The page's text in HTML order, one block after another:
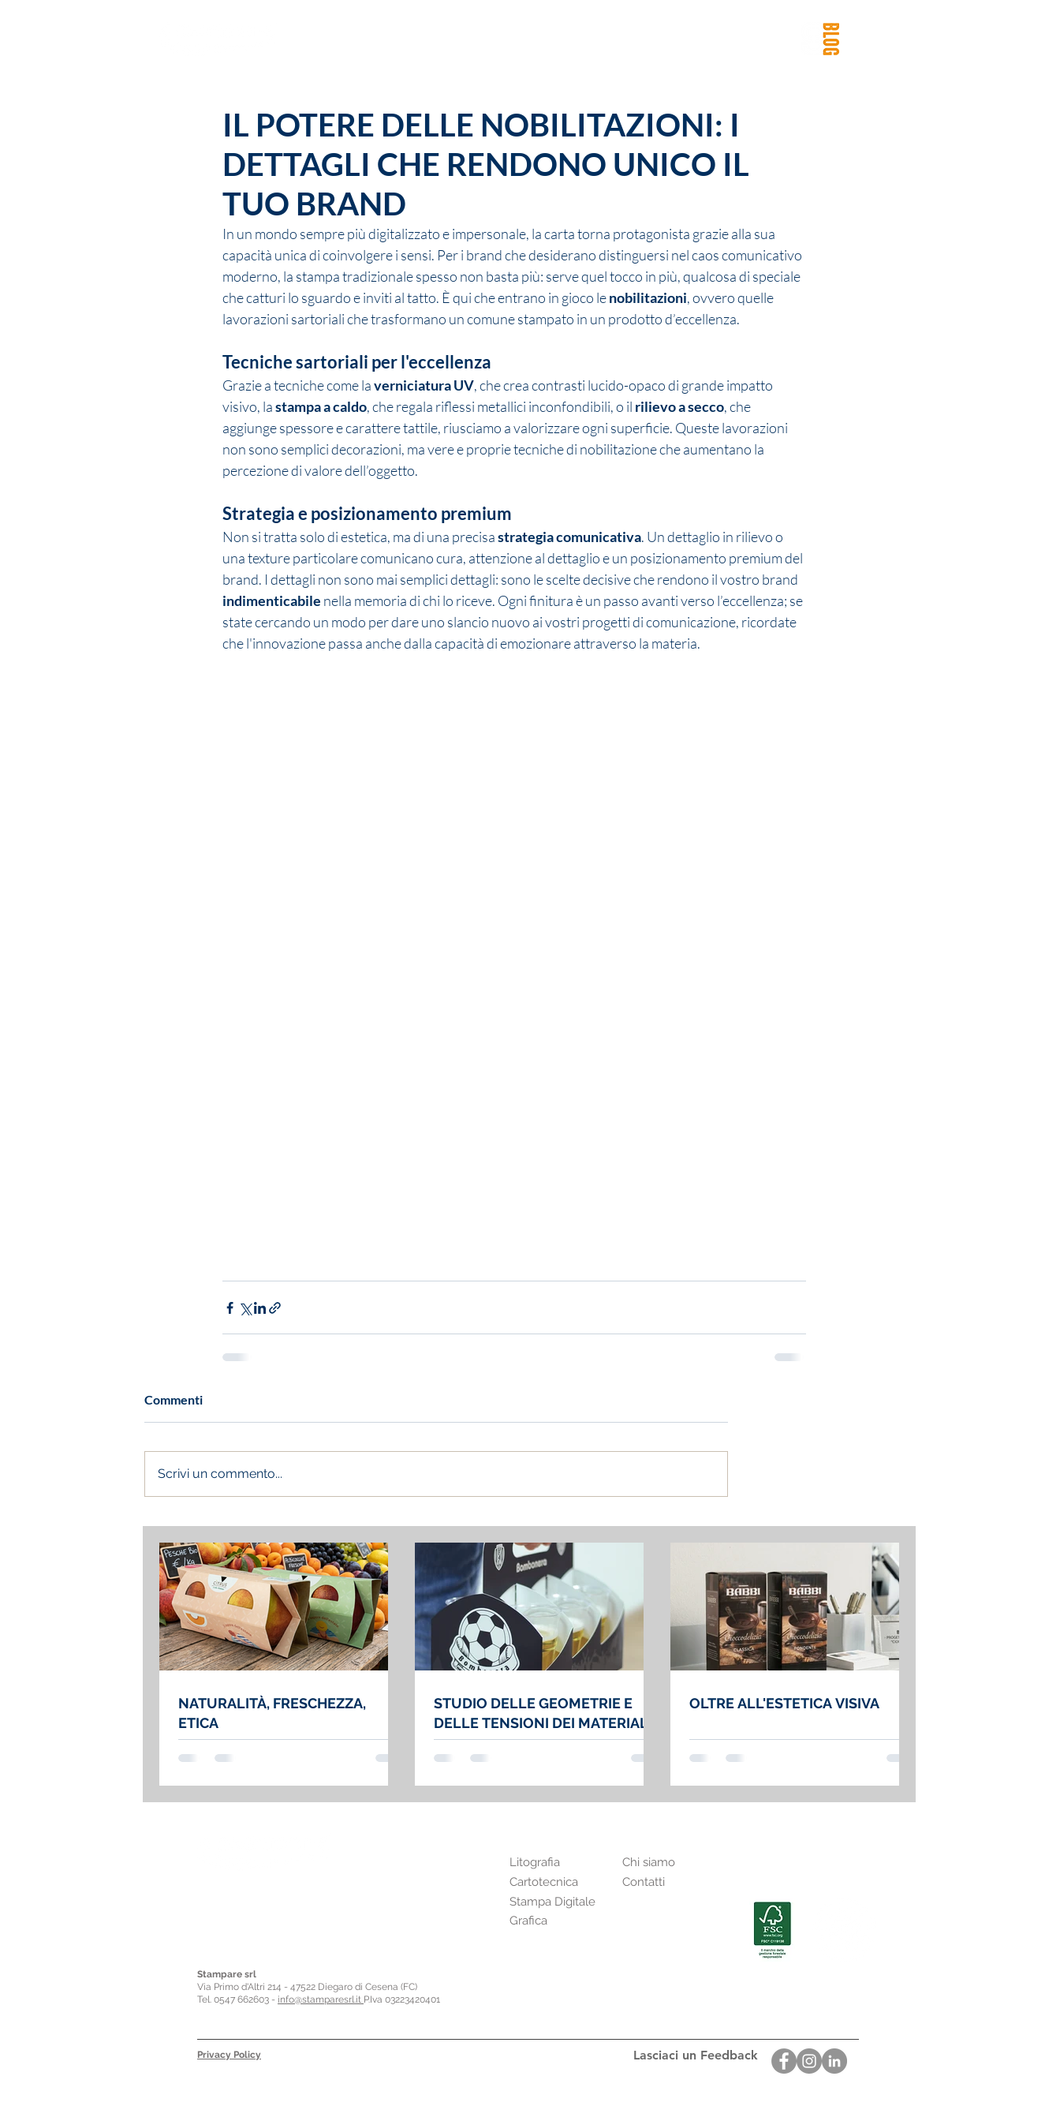
IL POTERE DELLE NOBILITAZIONI: I
DETTAGLI CHE RENDONO UNICO IL
TUO BRAND
In un mondo sempre più digitalizzato e impersonale, la carta torna protagonista grazie alla sua
capacità unica di coinvolgere i sensi. Per i brand che desiderano distinguersi nel caos comunicativo
moderno, la stampa tradizionale spesso non basta più: serve quel tocco in più, qualcosa di speciale
che catturi lo sguardo e inviti al tatto. È qui che entrano in gioco le nobilitazioni, ovvero quelle
lavorazioni sartoriali che trasformano un comune stampato in un prodotto d’eccellenza.
Tecniche sartoriali per l'eccellenza
Grazie a tecniche come la verniciatura UV, che crea contrasti lucido-opaco di grande impatto
visivo, la stampa a caldo, che regala riflessi metallici inconfondibili, o il rilievo a secco, che
aggiunge spessore e carattere tattile, riusciamo a valorizzare ogni superficie. Queste lavorazioni
non sono semplici decorazioni, ma vere e proprie tecniche di nobilitazione che aumentano la
percezione di valore dell’oggetto.
Strategia e posizionamento premium
Non si tratta solo di estetica, ma di una precisa strategia comunicativa. Un dettaglio in rilievo o
una texture particolare comunicano cura, attenzione al dettaglio e un posizionamento premium del
brand. I dettagli non sono mai semplici dettagli: sono le scelte decisive che rendono il vostro brand
indimenticabile nella memoria di chi lo riceve. Ogni finitura è un passo avanti verso l’eccellenza; se
state cercando un modo per dare uno slancio nuovo ai vostri progetti di comunicazione, ricordate
che l'innovazione passa anche dalla capacità di emozionare attraverso la materia.
Commenti
Scrivi un commento...
NATURALITÀ, FRESCHEZZA,
ETICA
STUDIO DELLE GEOMETRIE E
DELLE TENSIONI DEI MATERIALI
CARTACEI
OLTRE ALL'ESTETICA VISIVA
Litografia
Cartotecnica
Stampa Digitale
Grafica
Chi siamo
Contatti
Stampare srl
Via Primo d'Altri 214 - 47522 Diegaro di Cesena (FC)
Tel. 0547 662603 - info@stamparesrl.it P.Iva 03223420401
Privacy Policy Lasciaci un Feedback